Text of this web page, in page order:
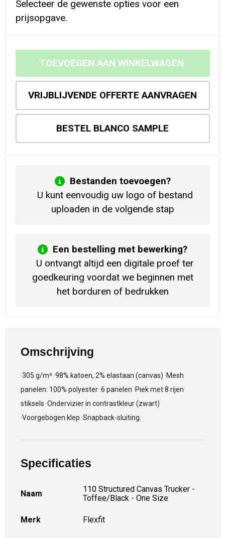
Selecteer de gewenste opties voor een
prijsopgave.
TOEVOEGEN AAN WINKELWAGEN
VRIJBLIJVENDE OFFERTE AANVRAGEN
BESTEL BLANCO SAMPLE
Bestanden toevoegen?
U kunt eenvoudig uw logo of bestand
uploaden in de volgende stap
Een bestelling met bewerking?
U ontvangt altijd een digitale proef ter
goedkeuring voordat we beginnen met
het borduren of bedrukken
Omschrijving
·305 g/m² ·98% katoen, 2% elastaan (canvas) ·Mesh
panelen: 100% polyester ·6 panelen ·Piek met 8 rijen
stiksels ·Ondervizier in contrastkleur (zwart)
·Voorgebogen klep ·Snapback-sluiting.
Specificaties
Naam
110 Structured Canvas Trucker -
Toffee/Black - One Size
Merk Flexfit